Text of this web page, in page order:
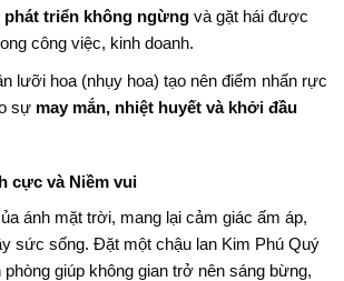
phát triển không ngừng và gặt hái được
công việc, kinh doanh.
lưỡi hoa (nhụy hoa) tạo nên điểm nhấn rực
sự may mắn, nhiệt huyết và khởi đầu
cực và Niềm vui
ánh mặt trời, mang lại cảm giác ấm áp,
sức sống. Đặt một chậu lan Kim Phú Quý
giúp không gian trở nên sáng bừng,